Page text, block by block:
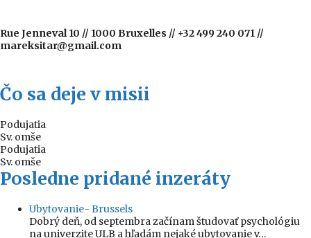
Rue Jenneval 10 // 1000 Bruxelles // +32 499 240 071 //
mareksitar@gmail.com
Čo sa deje v misii
Podujatia
Sv. omše
Podujatia
Sv. omše
Posledne pridané inzeráty
Ubytovanie- Brussels
Dobrý deň, od septembra začínam študovať psychológiu
na univerzite ULB a hľadám nejaké ubytovanie v…